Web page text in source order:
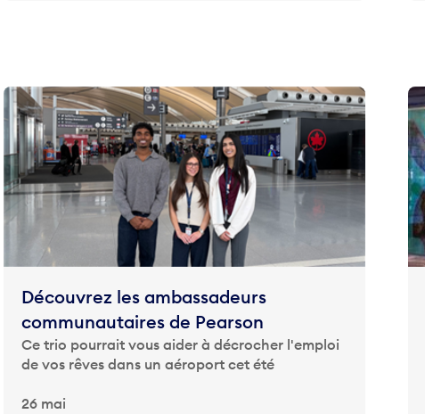
Découvrez les ambassadeurs
communautaires de Pearson
Ce trio pourrait vous aider à décrocher l'emploi
de vos rêves dans un aéroport cet été
26 mai